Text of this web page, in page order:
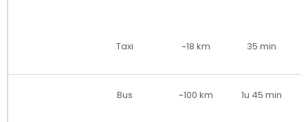
Taxi ~18 km 35 min
Bus ~100 km 1u 45 min